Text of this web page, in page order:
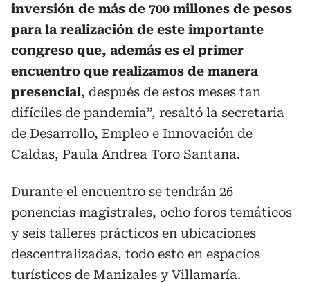
inversión de más de 700 millones de pesos
para la realización de este importante
congreso que, además es el primer
encuentro que realizamos de manera
presencial, después de estos meses tan
difíciles de pandemia”, resaltó la secretaria
de Desarrollo, Empleo e Innovación de
Caldas, Paula Andrea Toro Santana.
Durante el encuentro se tendrán 26
ponencias magistrales, ocho foros temáticos
y seis talleres prácticos en ubicaciones
descentralizadas, todo esto en espacios
turísticos de Manizales y Villamaría.